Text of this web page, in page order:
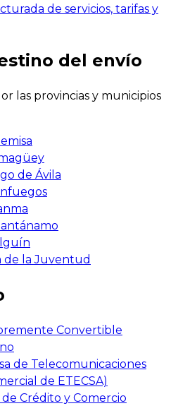
de servicios, tarifas y
del envío
las provincias y municipios
de Ávila
de la Juventud
Convertible
de Telecomunicaciones
de ETECSA)
Crédito y Comercio